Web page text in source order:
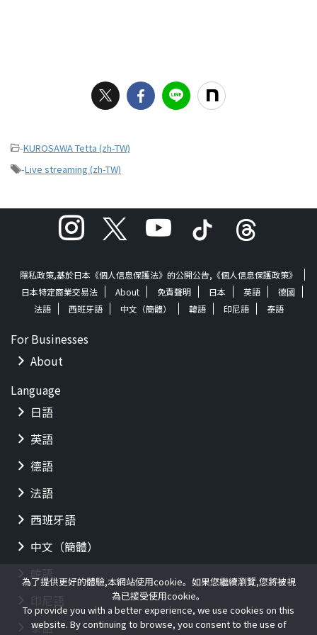
-KUROSAWA Tetta (zh-TW)
-Live streaming (zh-TW)
隱私政策,基於日本《個人信息保護法》的公開公告,《個人信息保護政策》
日本特定商業交易法
About 免責聲明 日本 英語
德國
法語
西班牙語 中文（簡體） 韓語 印尼語 泰語
For Businesses
About
Language
日語
英語
德語
法語
西班牙語
中文（簡體）
韓語
泰語
為了提供更好的體驗,本網站使用cookie。如果您繼續瀏覽,您將被視
為已接受使用cookie。
To provide you with a better experience, we use cookies on this
website. By continuing to browse, you consent to the use of